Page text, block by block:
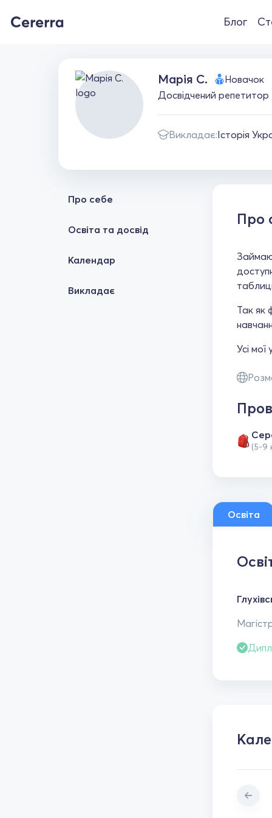
Блог
Марія С.
Новачок
Досвідчений репетитор
Викладає:Історія
Про себе
Освіта та досвід
Календар
Викладає
Про
Так як
Усі
(5-9
Освіта